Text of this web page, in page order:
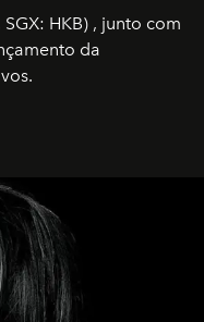
HKB) , junto com
da